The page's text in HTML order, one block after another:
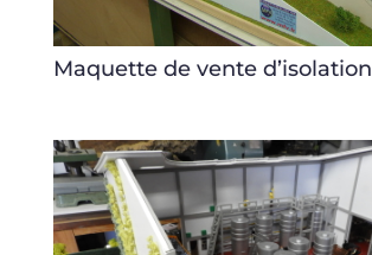
Maquette de vente d’isolation